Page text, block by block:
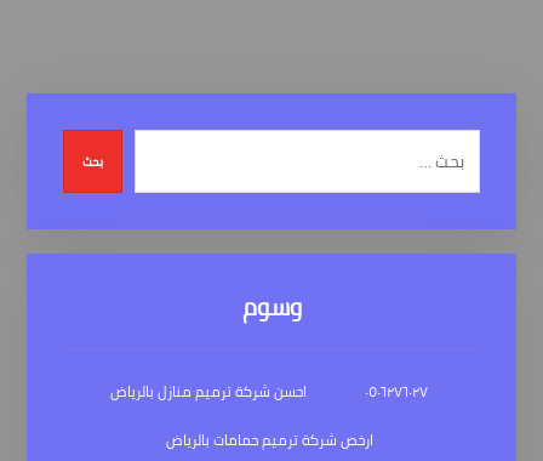
بحث
وسوم
٠٥٠٦٢٧٦٠٢٧
احسن شركة ترميم منازل بالرياض
ارخص شركة ترميم حمامات بالرياض